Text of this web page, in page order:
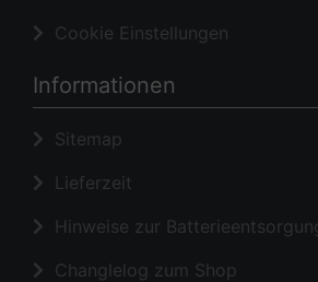
Cookie Einstellungen
Informationen
Sitemap
Lieferzeit
Hinweise zur
Changlelog zum Shop